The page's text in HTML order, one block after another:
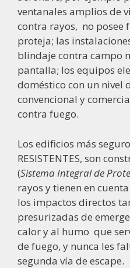
ventanales amplios de
contra rayos, no posee
proteja; las
blindaje contra campo
pantalla; los equipos
doméstico con un nivel
convencional y
contra fuego.
Los edificios más
RESISTENTES, son
(Sistema Integral de
rayos y tienen en
los impactos directos
presurizadas de
calor y al humo que
de fuego, y nunca les
segunda vía de escape.